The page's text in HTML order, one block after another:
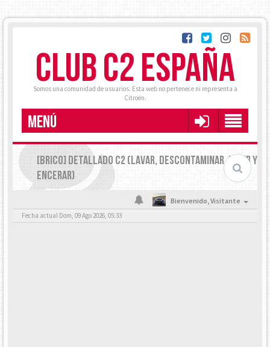
CLUB C2 ESPAÑA
Somos una comunidad de usuarios. Esta web no pertenece ni representa a
Citroën.
MENÚ
[BRICO] DETALLADO C2 (LAVAR, DESCONTAMINAR, PULIR Y
ENCERAR)
Bienvenido,Visitante
Fecha actual Dom, 09 Ago 2026, 05:33